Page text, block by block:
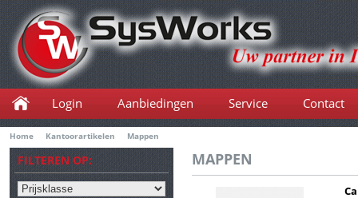
Home Kantoorartikelen Mappen
Login Aanbiedingen Service Contact
FILTEREN OP: MAPPEN